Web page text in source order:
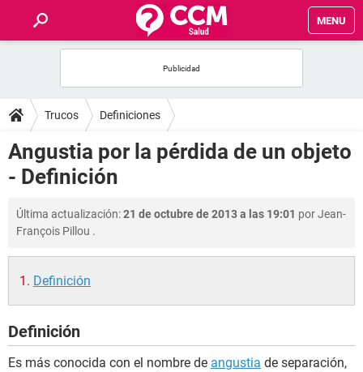
MENU
FOROS
SALUD
FAMILIA
NUTRICIÓN
SEXUALIDAD
Trucos Definiciones
Angustia por la pérdida de un objeto
- Definición
Última actualización:21 de octubre de 2013 a las 19:01 porJean-
François Pillou .
Definición
Definición
Es más conocida con el nombre de angustia de separación,